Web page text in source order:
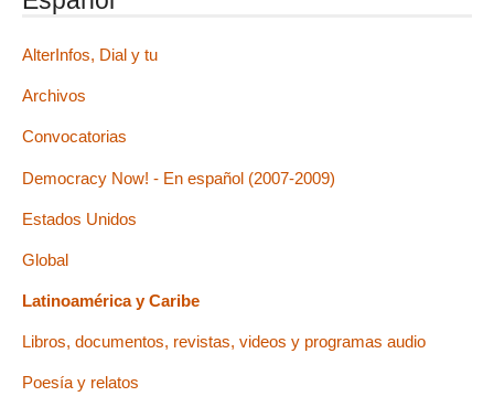
AlterInfos, Dial y tu
Archivos
Convocatorias
Democracy Now! - En español (2007-2009)
Estados Unidos
Global
Latinoamérica y Caribe
Libros, documentos, revistas, videos y programas audio
Poesía y relatos